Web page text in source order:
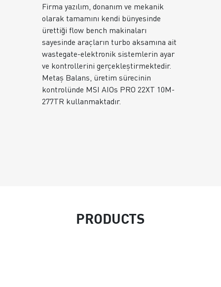
Firma yazılım, donanım ve mekanik
olarak tamamını kendi bünyesinde
ürettiği flow bench makinaları
sayesinde araçların turbo aksamına ait
wastegate-elektronik sistemlerin ayar
ve kontrollerini gerçekleştirmektedir.
Metaş Balans, üretim sürecinin
kontrolünde MSI AIOs PRO 22XT 10M-
277TR kullanmaktadır.
PRODUCTS